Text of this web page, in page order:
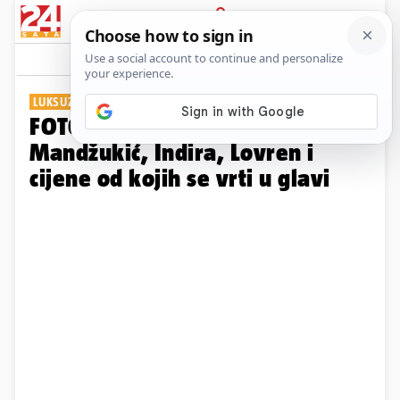
PRIJAVA
Galerija Komentari
LUKSUZ KOJI SE PAMTI
FOTO Kad slavni ulože na obali!
Mandžukić, Indira, Lovren i
cijene od kojih se vrti u glavi